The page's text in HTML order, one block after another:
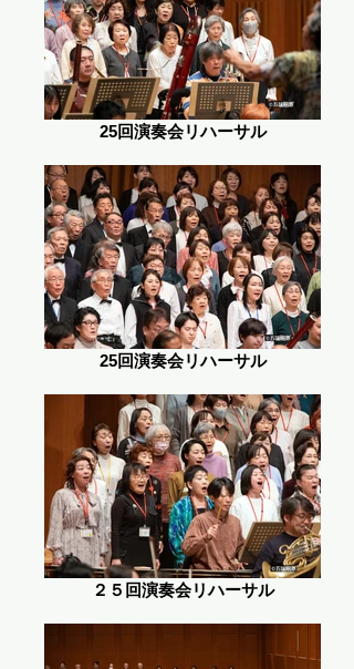
25回演奏会リハーサル
25回演奏会リハーサル
２５回演奏会リハーサル